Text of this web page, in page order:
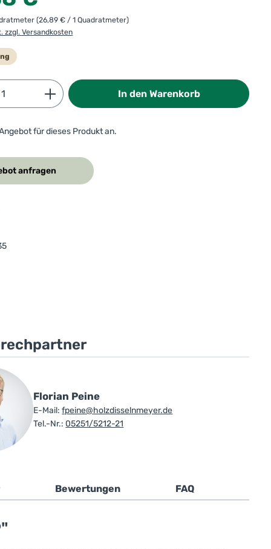
(26,89 € / 1 Quadratmeter)
zzgl. Versandkosten
Gib den gewünschten Wert ein
In den Warenkorb
für dieses Produkt an.
anfragen
Florian Peine
E-Mail: fpeine@holzdisselnmeyer.de
Tel.-Nr.: 05251/5212-21
Bewertungen FAQ